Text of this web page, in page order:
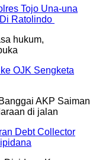
Tojo Una-una
Ratolindo
OJK Sengketa
Debt Collector